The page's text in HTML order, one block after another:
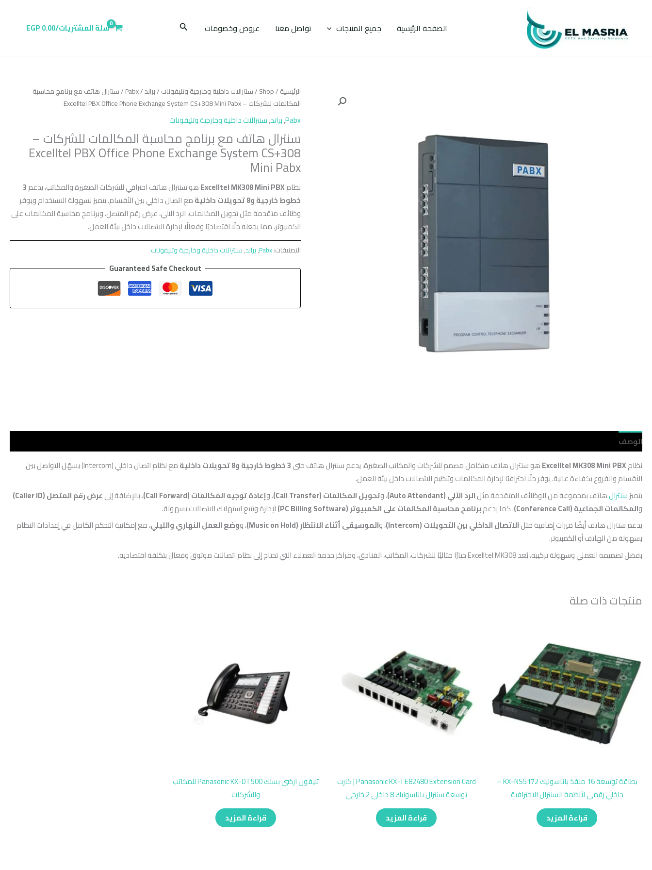
المحتوى
الصفحة الرئيسية جميع المنتجات تواصل معنا عروض وخصومات البحث سلة المشتريات/0.00
EGP
الرئيسية/
Shop
/سنترالات داخلية وخارجية وتليفونات/براند/
Pabx/ سنترال هاتف مع برنامج محاسبة
المكالمات للشركات – Excelltel PBX Office Phone Exchange System CS+308 Mini Pabx
Pabx
,براند,سنترالات داخلية وخارجية وتليفونات
سنترال هاتف مع برنامج محاسبة المكالمات للشركات –
Excelltel PBX Office Phone Exchange System CS+308
Mini Pabx
نظامExcelltel MK308 Mini PBXهو سنترال هاتف احترافي للشركات الصغيرة والمكاتب، يدعم3
خطوط خارجية و8 تحويلات داخلية
مع اتصال داخلي بين الأقسام. يتميز بسهولة الاستخدام ويوفر
وظائف متقدمة مثل تحويل المكالمات، الرد الآلي، عرض رقم المتصل، وبرنامج محاسبة المكالمات على
الكمبيوتر، مما يجعله حلًا اقتصاديًا وفعالًا لإدارة الاتصالات داخل بيئة العمل.
التصنيفات:Pabx
,براند,سنترالات داخلية وخارجية وتليفونات
Guaranteed Safe Checkout
الوصف
نظامExcelltel MK308 Mini PBXهو سنترال هاتف متكامل مصمم للشركات والمكاتب الصغيرة، يدعم سنترال هاتف حتى3 خطوط خارجية و8 تحويلات داخلية
مع نظام اتصال داخلي (Intercom) يسهّل التواصل بين
الأقسام والفروع بكفاءة عالية. يوفر حلًا احترافيًا لإدارة المكالمات وتنظيم الاتصالات داخل بيئة العمل.
يتميزسنترالهاتف بمجموعة من الوظائف المتقدمة مثلالرد الآلي (Auto Attendant) ، وتحويل المكالمات (Call Transfer) ، وإعادة توجيه المكالمات (Call Forward) ، بالإضافة إلىعرض رقم المتصل (Caller ID)
والمكالمات الجماعية (Conference Call) . كما يدعمبرنامج محاسبة المكالمات على الكمبيوتر (PC Billing Software)
لإدارة وتتبع استهلاك الاتصالات بسهولة.
يدعم سنترال هاتف أيضًا ميزات إضافية مثلالاتصال الداخلي بين التحويلات (Intercom) ، والموسيقى أثناء الانتظار (Music on Hold) ، ووضع العمل النهاري والليلي، مع إمكانية التحكم الكامل في إعدادات النظام
بسهولة من الهاتف أو الكمبيوتر.
بفضل تصميمه العملي وسهولة تركيبه، يُعد Excelltel MK308 خيارًا مثاليًا للشركات، المكاتب، الفنادق، ومراكز خدمة العملاء التي تحتاج إلى نظام اتصالات موثوق وفعال بتكلفة اقتصادية.
منتجات ذات صلة
بطاقة توسعة 16 منفذ باناسونيك KX-NS5172 –
داخلي رقمي لأنظمة السنترال الاحترافية
قراءة المزيد
Panasonic KX-TE82480 Extension Card | كارت
توسعة سنترال باناسونيك 8 داخلي 2 خارجي
قراءة المزيد
تليفون ارضي بسلك Panasonic KX-DT500 للمكاتب
والشركات
قراءة المزيد